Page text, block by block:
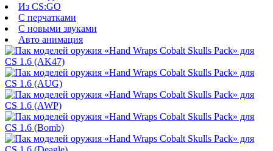
Из CS:GO
С перчатками
С новыми звуками
Авто анимация